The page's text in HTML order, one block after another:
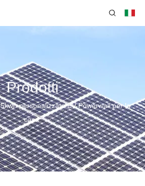
Prodotti
5kwh personalizzato EV Powerwall per la
casa